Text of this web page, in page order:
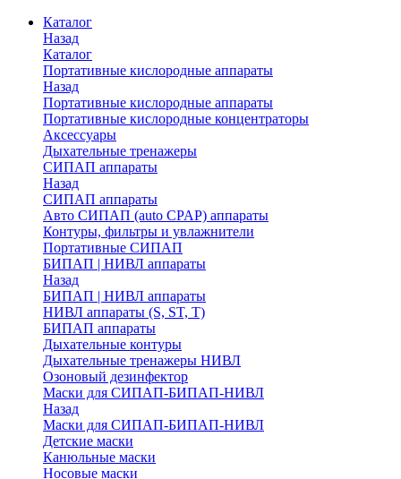
Каталог
Назад
Каталог
Портативные кислородные аппараты
Назад
Портативные кислородные аппараты
Портативные кислородные концентраторы
Аксессуары
Дыхательные тренажеры
СИПАП аппараты
Назад
СИПАП аппараты
Aвто СИПАП (auto CPAP) аппараты
Контуры, фильтры и увлажнители
Портативные СИПАП
БИПАП | НИВЛ аппараты
Назад
БИПАП | НИВЛ аппараты
НИВЛ аппараты (S, ST, T)
БИПАП аппараты
Дыхательные контуры
Дыхательные тренажеры НИВЛ
Озоновый дезинфектор
Маски для СИПАП-БИПАП-НИВЛ
Назад
Маски для СИПАП-БИПАП-НИВЛ
Детские маски
Канюльные маски
Носовые маски